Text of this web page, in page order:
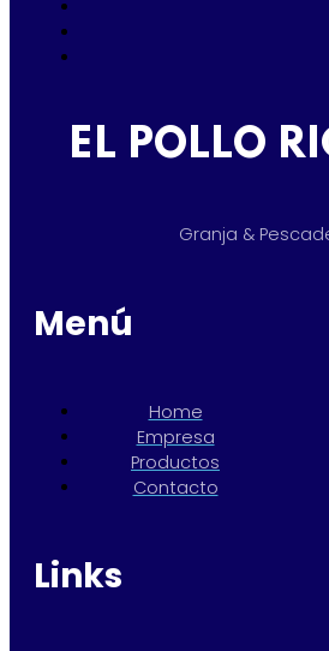
EL POLLO
Granja &
Menú
Home
Empresa
Productos
Contacto
Links